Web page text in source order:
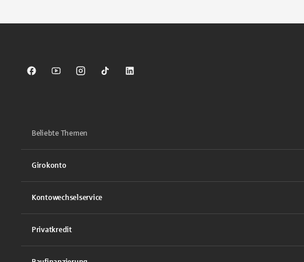
Sparkasse auf Facebook
Sparkasse auf Youtube
Sparkasse auf Instagram
Sparkasse auf TikTok
Sparkasse auf LinkedIn
Beliebte Themen
Girokonto
Kontowechselservice
Privatkredit